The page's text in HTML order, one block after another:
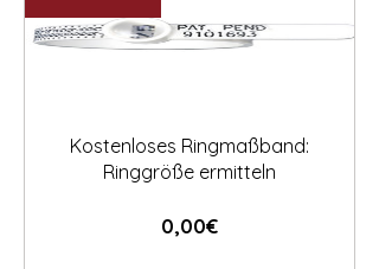
Kostenloses Ringmaßband:
Ringgröße ermitteln
0,00€Preis